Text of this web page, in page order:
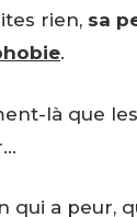
rien, sa
.
là que
qui a peur,